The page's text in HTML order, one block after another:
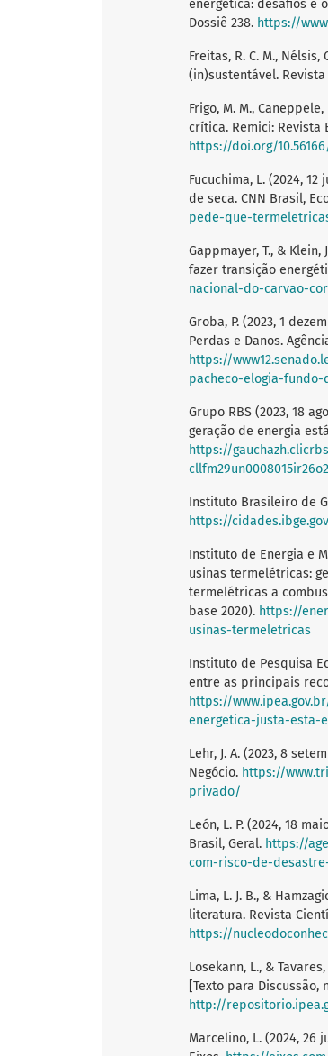
energética: desafios e
Dossiê 238. https://
Freitas, R. C. M.,
(in)sustentável. Revista
Frigo, M. M.,
crítica. Remici: Revista
https://doi.org/
Fucuchima, L. (2024,
de seca. CNN Brasil,
pede-que-
Gappmayer, T., &
fazer transição
nacional-do-carvao-
Groba, P. (2023, 1
Perdas e Danos.
https://
pacheco-elogia-
Grupo RBS (2023, 18
geração de energia
https://
Instituto Brasileiro de
https://
Instituto de Energia e
usinas termelétricas:
termelétricas a
base 2020). https://
usinas-termeletricas
Instituto de Pesquisa
entre as principais
https://
energetica-justa-esta-
Lehr, J. A. (2023, 8
Negócio. https://
privado/
León, L. P. (2024, 18
Brasil, Geral. https://
com-risco-de-
Lima, L. J. B., &
literatura. Revista
https://
Losekann, L., &
[Texto para Discussão,
http://
Marcelino, L. (2024, 26